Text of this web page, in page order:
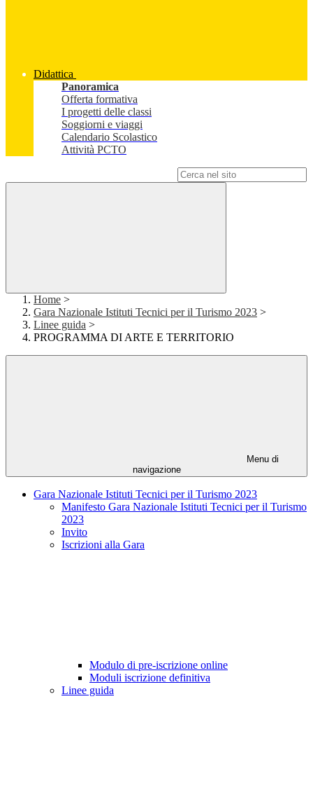
Didattica
Panoramica
Offerta formativa
I progetti delle classi
Soggiorni e viaggi
Calendario Scolastico
Attività PCTO
Home >
Gara Nazionale Istituti Tecnici per il Turismo 2023 >
Linee guida >
PROGRAMMA DI ARTE E TERRITORIO
Menu di
navigazione
Gara Nazionale Istituti Tecnici per il Turismo 2023
Manifesto Gara Nazionale Istituti Tecnici per il Turismo
2023
Invito
Iscrizioni alla Gara
Modulo di pre-iscrizione online
Moduli iscrizione definitiva
Linee guida